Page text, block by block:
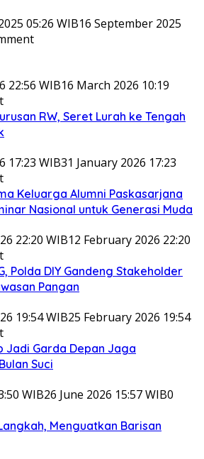
05:26 WIB16 September 2025
22:56 WIB16 March 2026 10:19
RW, Seret Lurah ke Tengah
17:23 WIB31 January 2026 17:23
Keluarga Alumni Paskasarjana
Nasional untuk Generasi Muda
22:20 WIB12 February 2026 22:20
Polda DIY Gandeng Stakeholder
Pangan
19:54 WIB25 February 2026 19:54
Jadi Garda Depan Jaga
Suci
WIB26 June 2026 15:57 WIB0
Menguatkan Barisan